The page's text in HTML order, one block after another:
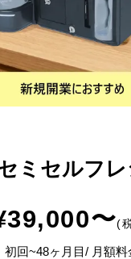
ミセルフレ
39,000〜(
初回~48ヶ月目/ 月額料